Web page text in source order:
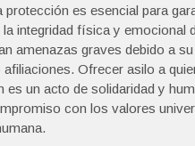
protección es esencial para
la integridad física y emocional
amenazas graves debido a su
Ofrecer asilo a
es un acto de solidaridad y
con los valores